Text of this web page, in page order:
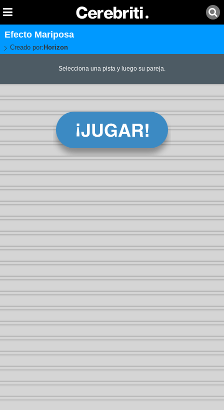
Efecto Mariposa
Creado por: Horizon
Selecciona una pista y luego su pareja.